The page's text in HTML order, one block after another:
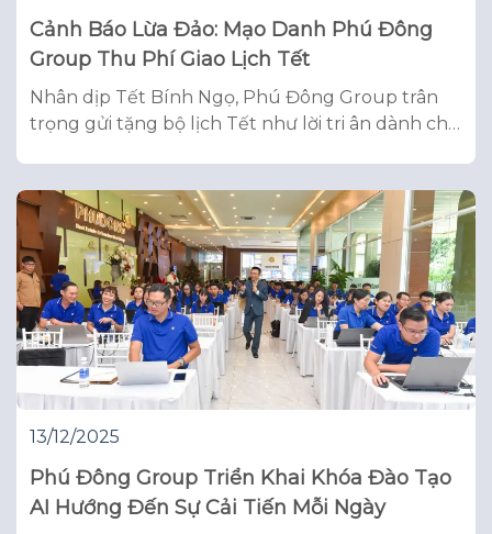
Cảnh Báo Lừa Đảo: Mạo Danh Phú Đông
Group Thu Phí Giao Lịch Tết
Nhân dịp Tết Bính Ngọ, Phú Đông Group trân
trọng gửi tặng bộ lịch Tết như lời tri ân dành cho
được CBNV Phú Đông trao tận tay cư dân tại các
dự án và chuyển
13/12/2025
Phú Đông Group Triển Khai Khóa Đào Tạo
AI Hướng Đến Sự Cải Tiến Mỗi Ngày